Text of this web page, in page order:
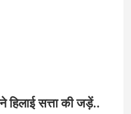
सत्ता की जड़ें..